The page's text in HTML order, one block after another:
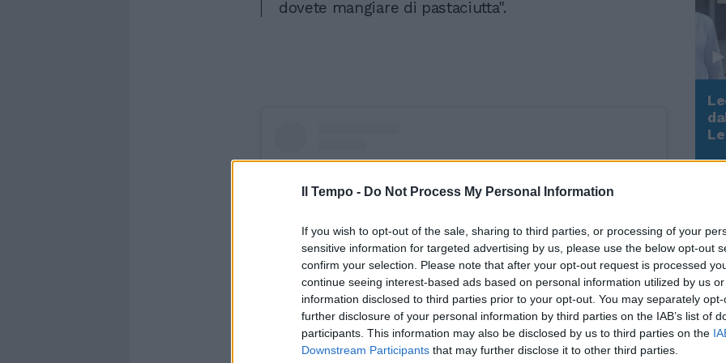
Il Tempo - Do Not Process My Personal Information
If you wish to opt-out of the sale, sharing to third parties, or processing of your
sensitive information for targeted advertising by us, please use the below opt-out
confirm your selection. Please note that after your opt-out request is processed
continue seeing interest-based ads based on personal information utilized by us
information disclosed to third parties prior to your opt-out. You may separately
further disclosure of your personal information by third parties on the IAB’s list of
participants. This information may also be disclosed by us to third parties on the
Downstream Participants that may further disclose it to other third parties.
dovete mangiare di pastaciutta".
americana